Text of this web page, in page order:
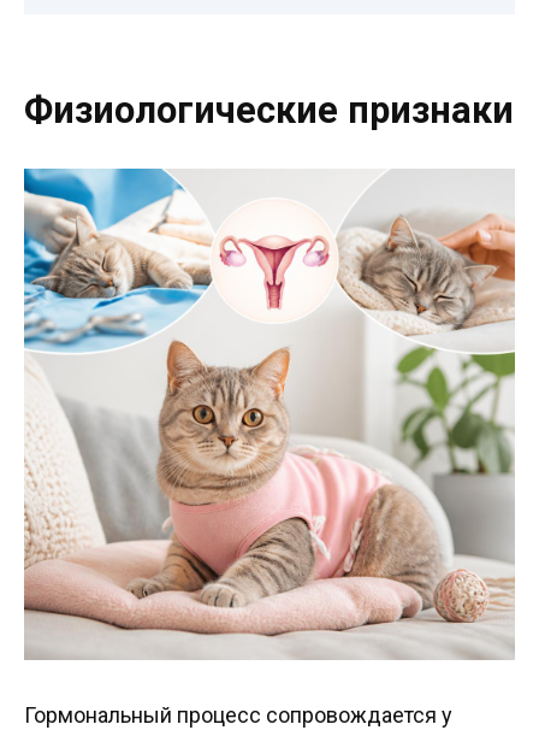
Физиологические признаки
Гормональный процесс сопровождается у